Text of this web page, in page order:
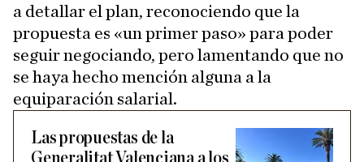
a detallar el plan, reconociendo que la
propuesta es «un primer paso» para poder
seguir negociando, pero lamentando que no
se haya hecho mención alguna a la
equiparación salarial.
Las propuestas de la